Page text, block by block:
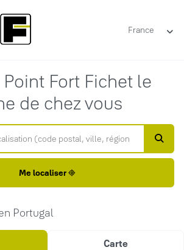
France
Fort Fichet le
de chez vous
Me localiser
Portugal
Carte